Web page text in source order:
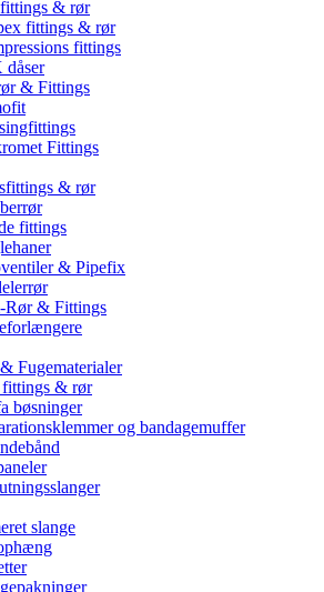
& rør
fittings & rør
fittings
dåser
& Fittings
Fittings
& rør
fittings
& Pipefix
Rør & Fittings
Fugematerialer
& rør
bøsninger
og bandagemuffer
slange